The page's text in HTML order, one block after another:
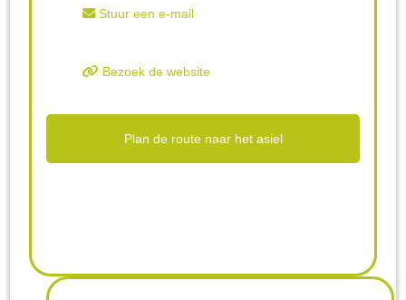
Stuur een e-mail
Bezoek de website
Plan de route naar het asiel